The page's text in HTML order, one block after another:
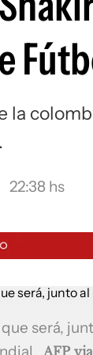
la
22:38 hs
será,
AFP